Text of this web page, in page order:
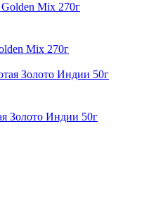
Mix 270г
Золото Индии 50г